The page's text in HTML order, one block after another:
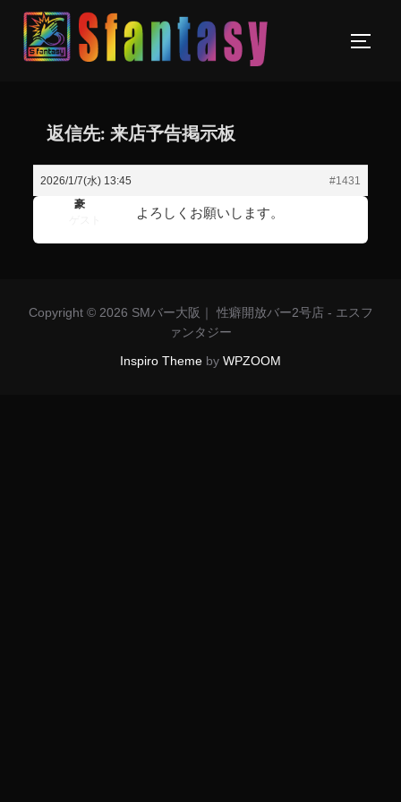
返信先: 来店予告掲示板
2026/1/7(水) 13:45
#1431
豪
よろしくお願いします。
Copyright © 2026 SMバー大阪｜ 性癖開放バー2号店 - エスフ
ァンタジー
Inspiro Theme by WPZOOM